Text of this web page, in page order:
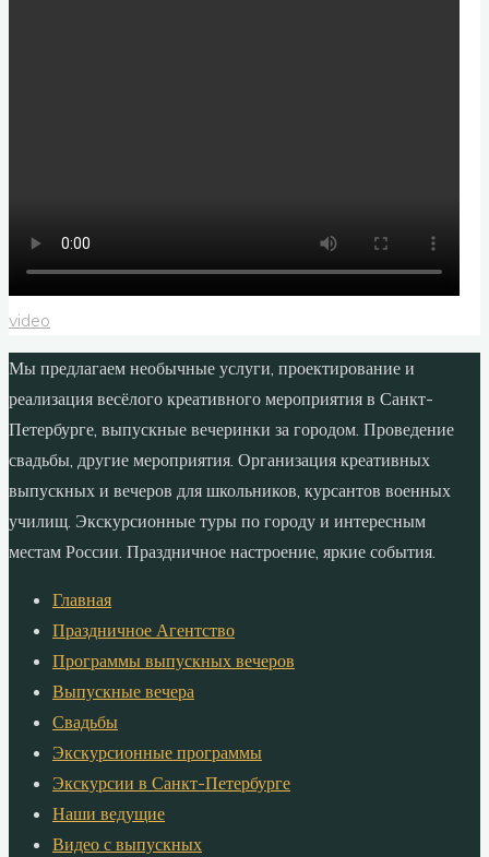
video
Мы предлагаем необычные услуги, проектирование и
реализация весёлого креативного мероприятия в Санкт-
Петербурге, выпускные вечеринки за городом. Проведение
свадьбы, другие мероприятия. Организация креативных
выпускных и вечеров для школьников, курсантов военных
училищ. Экскурсионные туры по городу и интересным
местам России. Праздничное настроение, яркие события.
Главная
Праздничное Агентство
Программы выпускных вечеров
Выпускные вечера
Свадьбы
Экскурсионные программы
Экскурсии в Санкт-Петербурге
Наши ведущие
Видео с выпускных